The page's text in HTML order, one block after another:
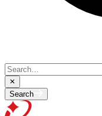
Search